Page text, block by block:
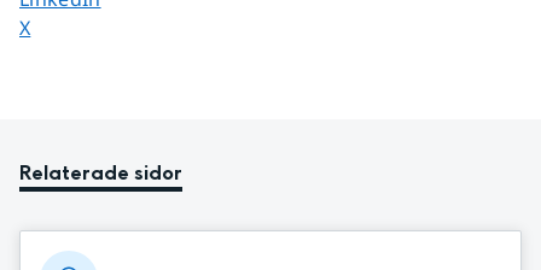
Dela sidan på
X
Relaterade sidor